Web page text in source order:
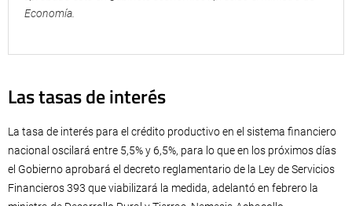
Economía.
Las tasas de interés
La tasa de interés para el crédito productivo en el sistema financiero
nacional oscilará entre 5,5% y 6,5%, para lo que en los próximos días
el Gobierno aprobará el decreto reglamentario de la Ley de Servicios
Financieros 393 que viabilizará la medida, adelantó en febrero la